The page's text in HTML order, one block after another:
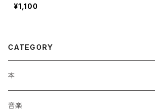
¥1,100
CATEGORY
本
エッセイ・日記
音楽